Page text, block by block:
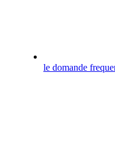
le domande